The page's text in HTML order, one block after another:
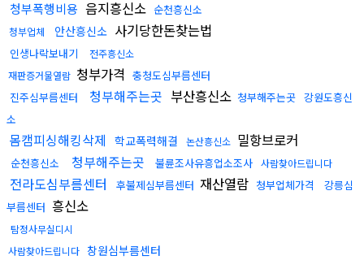
청부폭행비용 음지흥신소 순천흥신소
청부업체 안산흥신소 사기당한돈찾는법
인생나락보내기
전주흥신소
재판증거물열람 청부가격 충청도심부름센터
진주심부름센터
청부해주는곳 부산흥신소 청부해주는곳 강원도흥신
소
몸캠피싱해킹삭제 학교폭력해결 논산흥신소 밀항브로커
순천흥신소 청부해주는곳 불륜조사유흥업소조사 사람찾아드립니다
전라도심부름센터 후불제심부름센터 재산열람 청부업체가격
강릉심
부름센터 흥신소
탐정사무실디시
사람찾아드립니다 창원심부름센터